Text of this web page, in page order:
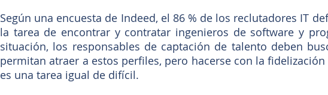
Según una encuesta de Indeed, el 86 % de los reclutadores IT
la tarea de encontrar y contratar ingenieros de software y
situación, los responsables de captación de talento deben
permitan atraer a estos perfiles, pero hacerse con la
es una tarea igual de difícil.